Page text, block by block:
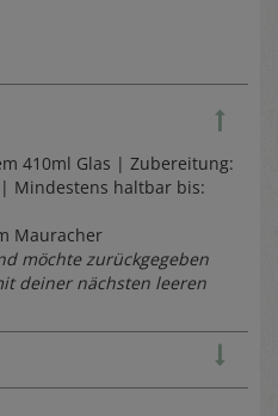
410ml Glas | Zubereitung:
Mindestens haltbar bis:
Mauracher
möchte zurückgegeben
deiner nächsten leeren